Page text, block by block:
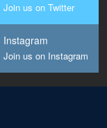
Join us on Twitter
Instagram
Join us on Instagram